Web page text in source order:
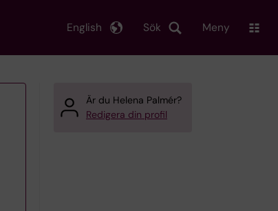
Sök
English Meny
Är du Helena Palmér?
Redigera din profil